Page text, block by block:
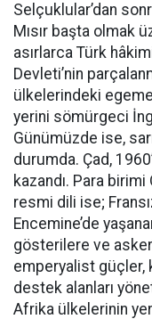
Selçuklular’dan
Mısır başta olmak
asırlarca Türk
Devleti’nin
ülkelerindeki
yerini sömürgeci
Günümüzde ise,
durumda. Çad,
kazandı. Para birimi
resmi dili ise;
Encemine’de
gösterilere ve
emperyalist güçler,
destek alanları
Afrika ülkelerinin